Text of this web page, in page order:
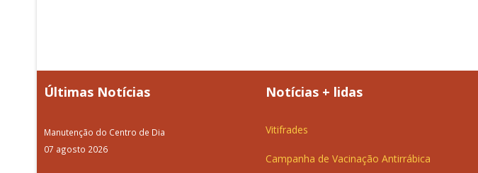
Últimas Notícias
Manutenção do Centro de Dia
07 agosto 2026
Notícias + lidas
Vitifrades
Campanha de Vacinação Antirrábica